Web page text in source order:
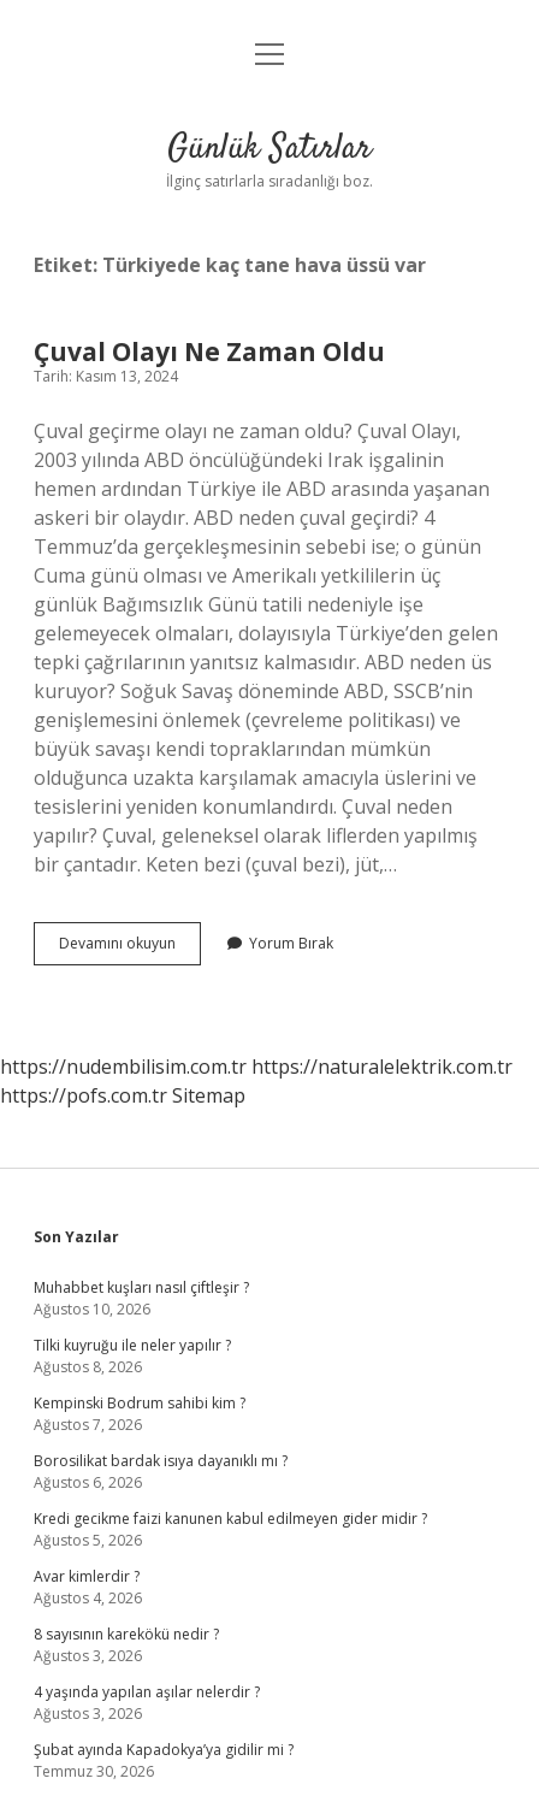
Anasayfa
Yasal Uyarı
menüyü
Günlük Satırlar
İlginç satırlarla sıradanlığı boz.
Etiket: Türkiyede kaç tane hava üssü var
Çuval Olayı Ne Zaman Oldu
Tarih: Kasım 13, 2024
Çuval geçirme olayı ne zaman oldu? Çuval Olayı,
2003 yılında ABD öncülüğündeki Irak işgalinin
hemen ardından Türkiye ile ABD arasında yaşanan
askeri bir olaydır. ABD neden çuval geçirdi? 4
Temmuz’da gerçekleşmesinin sebebi ise; o günün
Cuma günü olması ve Amerikalı yetkililerin üç
günlük Bağımsızlık Günü tatili nedeniyle işe
gelemeyecek olmaları, dolayısıyla Türkiye’den gelen
tepki çağrılarının yanıtsız kalmasıdır. ABD neden üs
kuruyor? Soğuk Savaş döneminde ABD, SSCB’nin
genişlemesini önlemek (çevreleme politikası) ve
büyük savaşı kendi topraklarından mümkün
olduğunca uzakta karşılamak amacıyla üslerini ve
tesislerini yeniden konumlandırdı. Çuval neden
yapılır? Çuval, geleneksel olarak liflerden yapılmış
bir çantadır. Keten bezi (çuval bezi), jüt,…
Devamını okuyun
Olayı
Yorum Bırak
https://nudembilisim.com.tr https://naturalelektrik.com.tr
https://pofs.com.trSitemap
Sidebar
Son Yazılar
Muhabbet kuşları nasıl çiftleşir ?
Ağustos 10, 2026
Tilki kuyruğu ile neler yapılır ?
Ağustos 8, 2026
Kempinski Bodrum sahibi kim ?
Ağustos 7, 2026
Borosilikat bardak isıya dayanıklı mı ?
Ağustos 6, 2026
Kredi gecikme faizi kanunen kabul edilmeyen gider midir ?
Ağustos 5, 2026
Avar kimlerdir ?
Ağustos 4, 2026
8 sayısının karekökü nedir ?
Ağustos 3, 2026
4 yaşında yapılan aşılar nelerdir ?
Ağustos 3, 2026
Şubat ayında Kapadokya’ya gidilir mi ?
Temmuz 30, 2026